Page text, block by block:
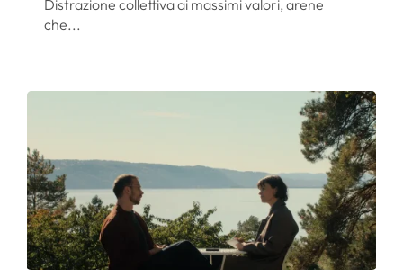
Distrazione collettiva ai massimi valori, arene
che...